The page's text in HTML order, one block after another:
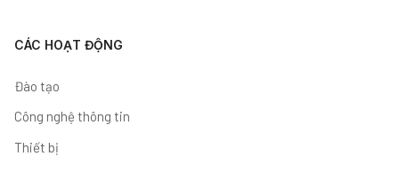
CÁC HOẠT ĐỘNG
Đào tạo
Công nghệ thông tin
Thiết bị